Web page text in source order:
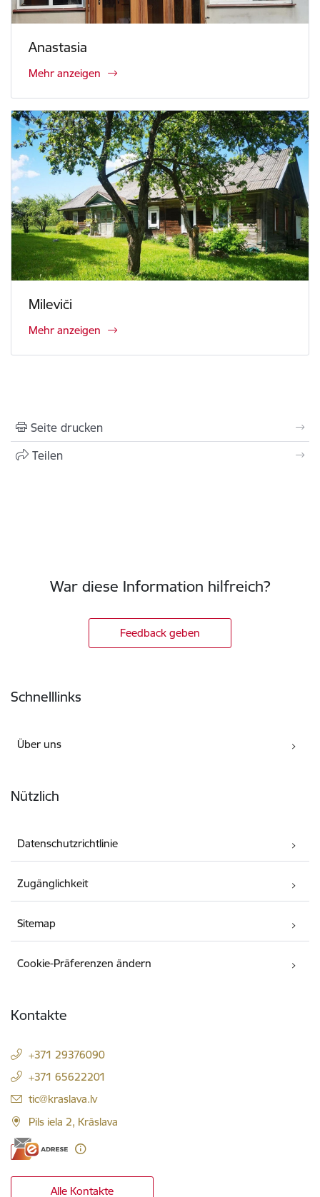
Anastasia
Mehr anzeigen
Mileviči
Mehr anzeigen
Seite drucken
Teilen
War diese Information hilfreich?
Feedback geben
Schnelllinks
Über uns
Nützlich
Datenschutzrichtlinie
Zugänglichkeit
Sitemap
Cookie-Präferenzen ändern
Kontakte
+371 29376090
+371 65622201
E-Mail:
tic@kraslava.lv
Pils iela 2, Krāslava
Alle Kontakte